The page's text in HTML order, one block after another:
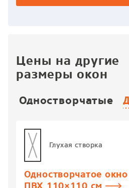
Цены на другие
размеры окон
Одностворчатые
Глухая створка
Одностворчатое окно